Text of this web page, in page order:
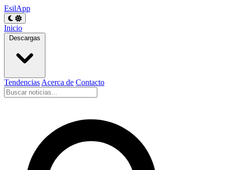
EsilApp
Inicio
Descargas
Tendencias Acerca de Contacto